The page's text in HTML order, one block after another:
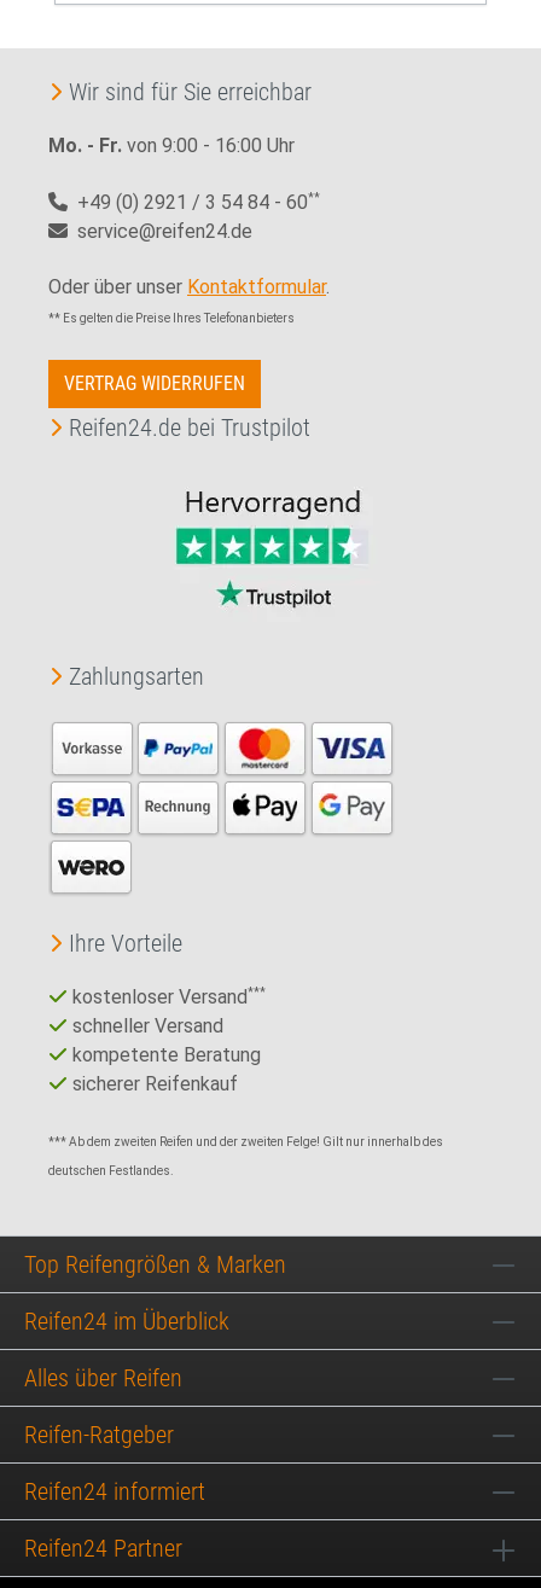
Wir sind für Sie erreichbar
Mo. - Fr. von 9:00 - 16:00 Uhr
+49 (0) 2921 / 3 54 84 - 60**
service@reifen24.de
Oder über unser Kontaktformular.
** Es gelten die Preise Ihres Telefonanbieters
VERTRAG WIDERRUFEN
Reifen24.de bei Trustpilot
Zahlungsarten
Ihre Vorteile
kostenloser Versand***
schneller Versand
kompetente Beratung
sicherer Reifenkauf
*** Ab dem zweiten Reifen und der zweiten Felge! Gilt nur innerhalb des
deutschen Festlandes.
Top Reifengrößen & Marken
Reifen24 im Überblick
Alles über Reifen
Reifen-Ratgeber
Reifen24 informiert
Reifen24 Partner